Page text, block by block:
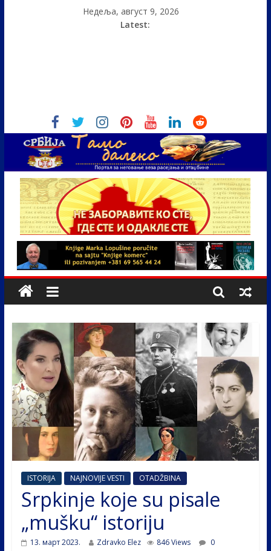
Недеља, август 9, 2026
Latest:
ISTORIJA NAJNOVIJE VESTI OTADŽBINA
Srpkinje koje su pisale
„mušku“ istoriju
13. март 2023. Zdravko Elez 846 Views
0